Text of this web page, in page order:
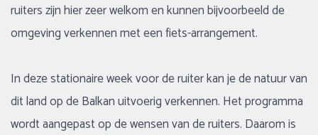
ruiters zijn hier zeer welkom en kunnen bijvoorbeeld de
omgeving verkennen met een fiets-arrangement.
In deze stationaire week voor de ruiter kan je de natuur van
dit land op de Balkan uitvoerig verkennen. Het programma
wordt aangepast op de wensen van de ruiters. Daarom is